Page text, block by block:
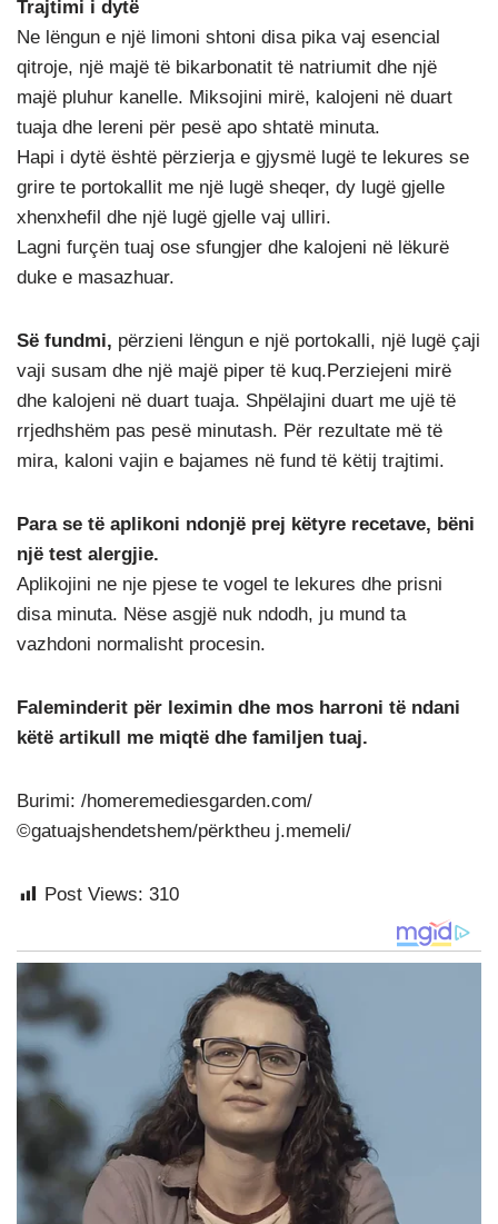
Trajtimi i dytë
Ne lëngun e një limoni shtoni disa pika vaj esencial
qitroje, një majë të bikarbonatit të natriumit dhe një
majë pluhur kanelle. Miksojini mirë, kalojeni në duart
tuaja dhe lereni për pesë apo shtatë minuta.
Hapi i dytë është përzierja e gjysmë lugë te lekures se
grire te portokallit me një lugë sheqer, dy lugë gjelle
xhenxhefil dhe një lugë gjelle vaj ulliri.
Lagni furçën tuaj ose sfungjer dhe kalojeni në lëkurë
duke e masazhuar.
Së fundmi, përzieni lëngun e një portokalli, një lugë çaji
vaji susam dhe një majë piper të kuq.Perziejeni mirë
dhe kalojeni në duart tuaja. Shpëlajini duart me ujë të
rrjedhshëm pas pesë minutash. Për rezultate më të
mira, kaloni vajin e bajames në fund të këtij trajtimi.
Para se të aplikoni ndonjë prej këtyre recetave, bëni
një test alergjie.
Aplikojini ne nje pjese te vogel te lekures dhe prisni
disa minuta. Nëse asgjë nuk ndodh, ju mund ta
vazhdoni normalisht procesin.
Faleminderit për leximin dhe mos harroni të ndani
këtë artikull me miqtë dhe familjen tuaj.
Burimi: /homeremediesgarden.com/
©gatuajshendetshem/përktheu j.memeli/
Post Views: 310